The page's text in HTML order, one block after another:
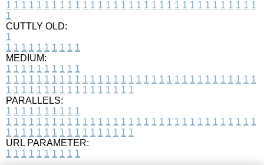
1 1 1 1 1 1 1 1 1 1 1 1 1 1 1 1 1 1 1 1 1 1 1 1 1 1 1 1 1 1 1 1 1
1
CUTTLY OLD:
1
1 1 1 1 1 1 1 1 1 1
MEDIUM:
1 1 1 1 1 1 1 1 1 1
1 1 1 1 1 1 1 1 1 1 1 1 1 1 1 1 1 1 1 1 1 1 1 1 1 1 1 1 1 1 1 1 1
1 1 1 1 1 1 1 1 1 1 1 1 1 1 1 1 1
PARALLELS:
1 1 1 1 1 1 1 1 1 1
1 1 1 1 1 1 1 1 1 1 1 1 1 1 1 1 1 1 1 1 1 1 1 1 1 1 1 1 1 1 1 1 1
1 1 1 1 1 1 1 1 1 1 1 1 1 1 1 1 1
URL PARAMETER:
1 1 1 1 1 1 1 1 1 1